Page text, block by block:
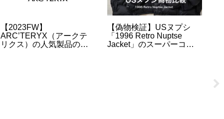
【2023FW】
ARC’TERYX（アークテ
リクス）の人気製品の予
【偽物検証】USヌプシ
「1996 Retro Nuptse
Jacket」のスーパーコピ